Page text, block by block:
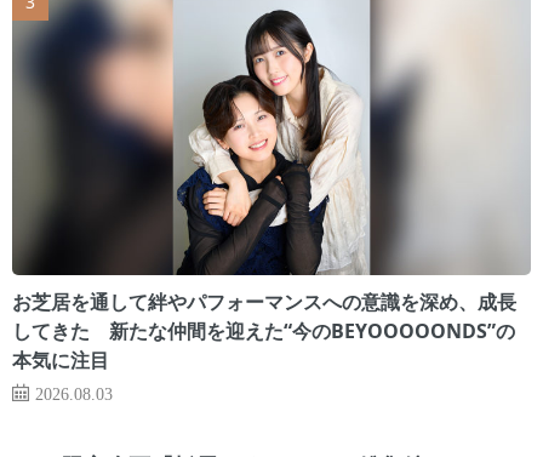
お芝居を通して絆やパフォーマンスへの意識を深め、成長
してきた 新たな仲間を迎えた“今のBEYOOOOONDS”の
本気に注目
2026.08.03